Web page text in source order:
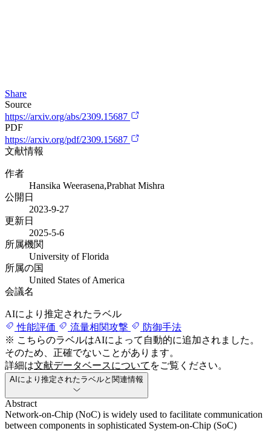
Share
Source
https://arxiv.org/abs/2309.15687
PDF
https://arxiv.org/pdf/2309.15687
文献情報
作者
Hansika Weerasena,Prabhat Mishra
公開日
2023-9-27
更新日
2025-5-6
所属機関
University of Florida
所属の国
United States of America
会議名
AIにより推定されたラベル
性能評価
流量相関攻撃
防御手法
※ こちらのラベルはAIによって自動的に追加されました。
そのため、正確でないことがあります。
詳細は文献データベースについて をご覧ください。
AIにより推定されたラベルと関連情報
Abstract
Network-on-Chip (NoC) is widely used to facilitate communication
between components in sophisticated System-on-Chip (SoC)